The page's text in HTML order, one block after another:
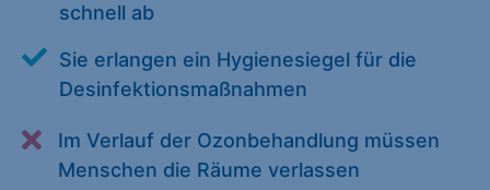
schnell ab
Sie erlangen ein Hygienesiegel für die
Desinfektionsmaßnahmen
Im Verlauf der Ozonbehandlung müssen
Menschen die Räume verlassen
anonym. Diese Informationen helfen uns zu verstehen, wie
Cookie-Informationen anzeigen
Marketing (1)
Marketing-Cookies werden von Drittanbietern oder Publishern